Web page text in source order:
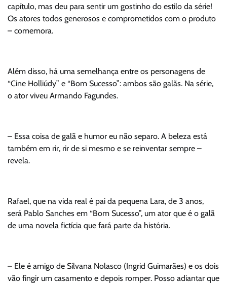
capítulo, mas deu para sentir um gostinho do estilo da série!
Os atores todos generosos e comprometidos com o produto
– comemora.
Além disso, há uma semelhança entre os personagens de
“Cine Holliúdy” e “Bom Sucesso”: ambos são galãs. Na série,
o ator viveu Armando Fagundes.
– Essa coisa de galã e humor eu não separo. A beleza está
também em rir, rir de si mesmo e se reinventar sempre –
revela.
Rafael, que na vida real é pai da pequena Lara, de 3 anos,
será Pablo Sanches em “Bom Sucesso”, um ator que é o galã
de uma novela fictícia que fará parte da história.
– Ele é amigo de Silvana Nolasco (Ingrid Guimarães) e os dois
vão fingir um casamento e depois romper. Posso adiantar que